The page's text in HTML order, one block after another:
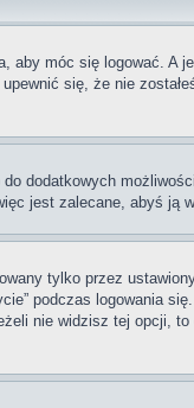
móc się logować. A
się, że nie
dodatkowych
jest zalecane, abyś ją
tylko przez
podczas logowania
nie widzisz tej opcji,